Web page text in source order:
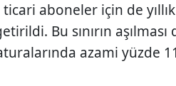
ticari aboneler için de
Bu sınırın
azami yüzde